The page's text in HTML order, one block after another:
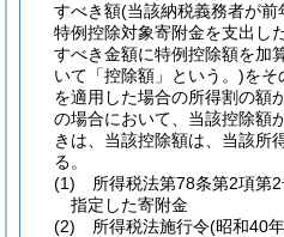
すべき額(当該納税義務者が前
特例控除対象寄附金を支出し
すべき金額に特例控除額を加
いて「控除額」という。)をそ
を適用した場合の所得割の額
の場合において、当該控除額
きは、当該控除額は、当該所
る。
(1)
所得税法第78条第2項第
指定した寄附金
(2)
所得税法施行令(昭和40